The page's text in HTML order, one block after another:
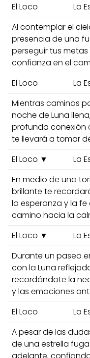
El Loco
La
Al contemplar el
presencia de una
perseguir tus
confianza en el
El Loco
La
Mientras caminas
noche de Luna
profunda conexión
te llevará a tomar
El Loco ▼
La
En medio de una
brillante te
la esperanza y la fe
camino hacia la
El Loco ▼
La
Durante un paseo
con la Luna
recordándote la
y las emociones
El Loco
La
A pesar de las
de una estrella